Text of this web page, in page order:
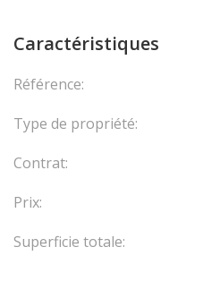
Caractéristiques
Référence:
Type de propriété:
Contrat:
Prix:
Superficie totale: